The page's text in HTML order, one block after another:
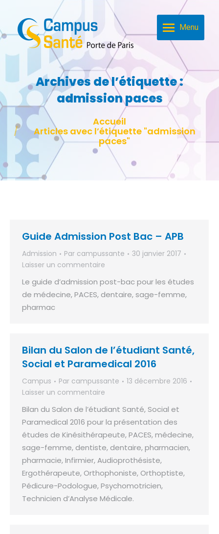
Menu
Archives de l’étiquette :
admission paces
Vous êtes ici :
Accueil
Articles avec l’étiquette "admission
paces"
Guide Admission Post Bac – APB
Admission Par campussante
30 janvier 2017
Laisser un commentaire
Le guide d’admission post-bac pour les études
de médecine, PACES, dentaire, sage-femme,
pharmac
Bilan du Salon de l’étudiant Santé,
Social et Paramedical 2016
Campus Par campussante
13 décembre 2016
Laisser un commentaire
Bilan du Salon de l’étudiant Santé, Social et
Paramedical 2016 pour la présentation des
études de Kinésithérapeute, PACES, médecine,
sage-femme, dentiste, dentaire, pharmacien,
pharmacie, Infirmier, Audioprothésiste,
Ergothérapeute, Orthophoniste, Orthoptiste,
Pédicure-Podologue, Psychomotricien,
Technicien d’Analyse Médicale.